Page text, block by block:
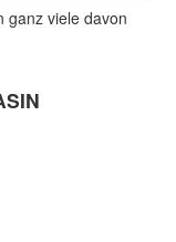
ganz viele davon